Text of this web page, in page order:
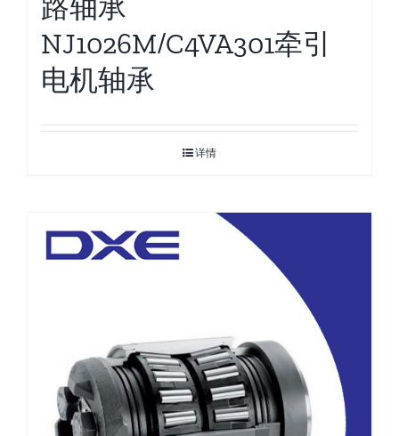
路轴承
NJ1026M/C4VA301牵引
电机轴承
详情